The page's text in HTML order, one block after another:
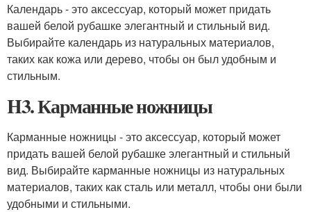
Календарь - это аксессуар, который может придать
вашей белой рубашке элегантный и стильный вид.
Выбирайте календарь из натуральных материалов,
таких как кожа или дерево, чтобы он был удобным и
стильным.
H3. Карманные ножницы
Карманные ножницы - это аксессуар, который может
придать вашей белой рубашке элегантный и стильный
вид. Выбирайте карманные ножницы из натуральных
материалов, таких как сталь или металл, чтобы они были
удобными и стильными.